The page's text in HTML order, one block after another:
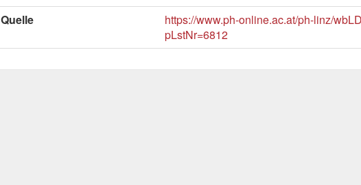
Quelle
https://www.ph-online.ac.at/ph-linz/
pLstNr=6812